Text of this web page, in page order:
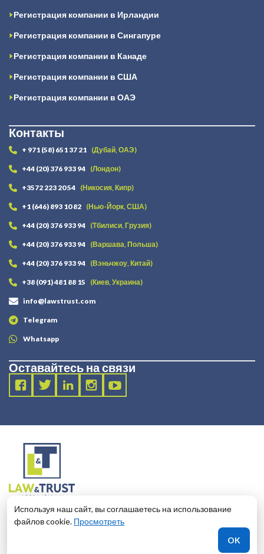
Регистрация компании в Ирландии
Регистрация компании в Сингапуре
Регистрация компании в Канаде
Регистрация компании в США
Регистрация компании в ОАЭ
Контакты
+ 971 (58) 651 37 21 (Дубай, ОАЭ)
+44 (20) 376 933 94 (Лондон)
+3572 223 20 54 (Никосия, Кипр)
+1 (646) 893 10 82 (Нью-Йорк, США)
+44 (20) 376 933 94 (Тбилиси, Грузия)
+44 (20) 376 933 94 (Варшава, Польша)
+44 (20) 376 933 94 (Вэньчжоу, Китай)
+38 (091) 481 88 15 (Киев, Украина)
info@lawstrust.com
Telegram
Whatsapp
Оставайтесь на связи
2003 - 2025 LANDT LEGAL LLP
124 City Road, London, United Kingdom, EC1V 2NX
Используя наш сайт, вы соглашаетесь на использование
файлов cookie. Просмотреть
OK